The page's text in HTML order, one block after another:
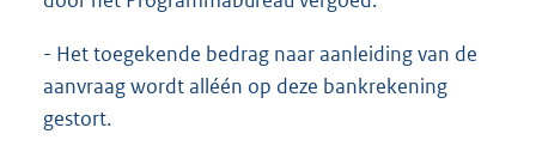
- Het toegekende bedrag naar aanleiding van de
aanvraag wordt alléén op deze bankrekening
gestort.